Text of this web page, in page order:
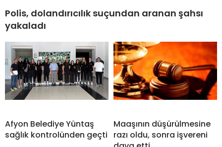
Polis, dolandırıcılık suçundan aranan şahsı
yakaladı
Afyon Belediye Yüntaş
sağlık kontrolünden geçti
Maaşının düşürülmesine
razı oldu, sonra işvereni